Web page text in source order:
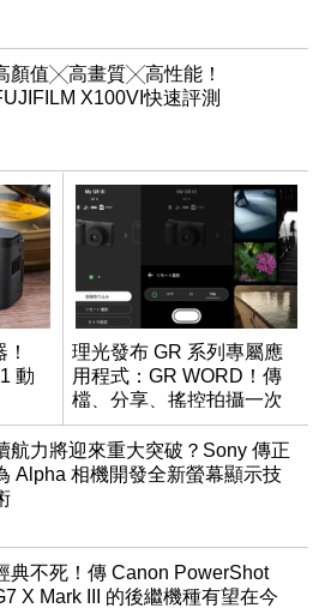
顏值╳高畫質╳高性能！
X100VI快速評測
動
理光發布 GR 系列專屬應
用程式：GR WORD！傳
檔、分享、搖控拍攝一次
搞定
航力將迎來重大突破？Sony 傳正
Alpha 相機開發全新螢幕顯示技
典不死！傳 Canon PowerShot
X Mark III 的後繼機種有望在今